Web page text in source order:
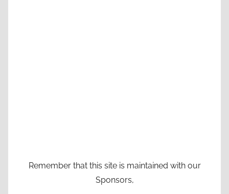
Remember that this site is maintained with our
Sponsors,